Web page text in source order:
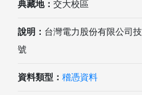
典藏地： 交大校區
說明： 台灣電力股份有限公司
號
資料類型： 稽憑資料